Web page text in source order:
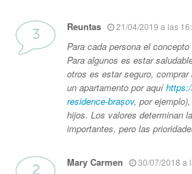
Reuntas 21/04/2019 a las
Para cada persona el
Para algunos es estar
otros es estar seguro,
un apartamento por aquí
residence-brașov, por
hijos. Los valores determinan
importantes, pero las
Mary Carmen 30/07/2018 a